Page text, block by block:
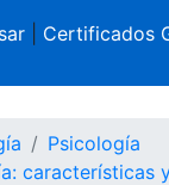
| Certificados
Psicología
características